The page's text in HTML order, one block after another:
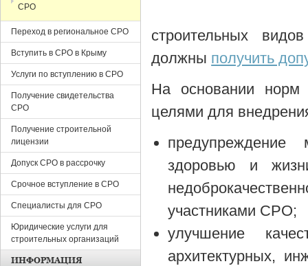
строительных
должны получить
На основании норм
целями для
предупреждение
здоровью и
участниками СРО;
улучшение
архитектурных,
СРО
Переход в региональное СРО
Вступить в СРО в Крыму
Услуги по вступлению в СРО
Получение свидетельства
СРО
Получение строительной
лицензии
Допуск СРО в рассрочку
Срочное вступление в СРО
Специалисты для СРО
Юридические услуги для
строительных организаций
ИНФОРМАЦИЯ